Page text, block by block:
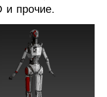
и прочие.